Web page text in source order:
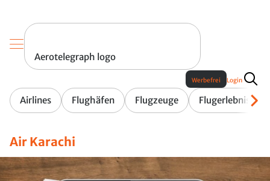
Aerotelegraph logo
Airlines Flughäfen Flugzeuge Flugerlebnis
Werbefrei Login
Air Karachi